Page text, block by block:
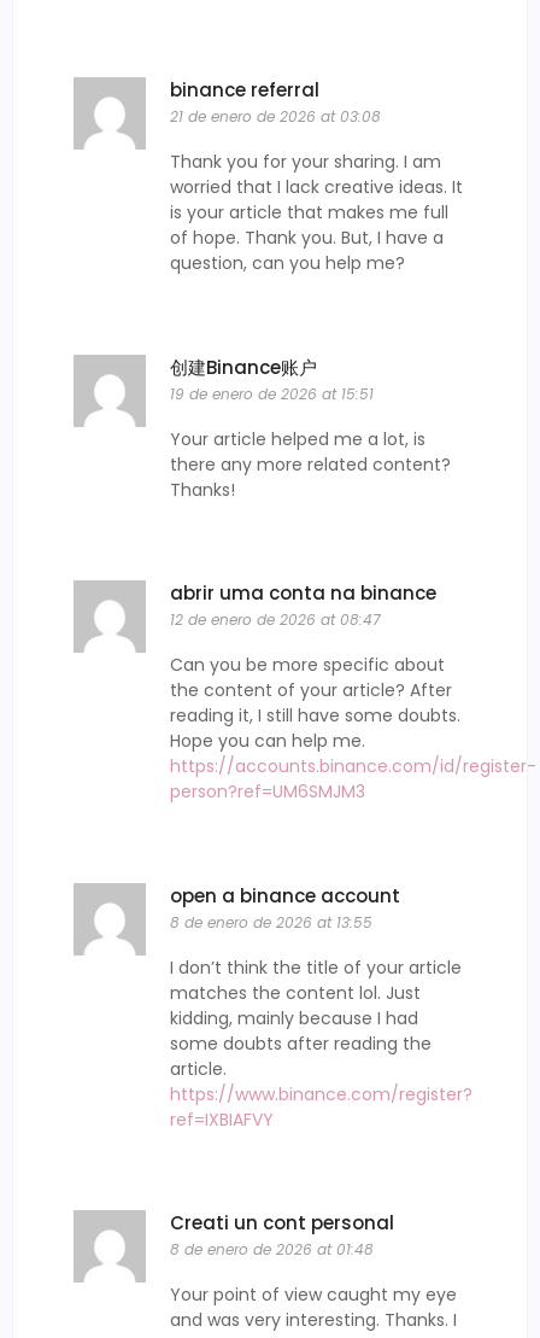
binance referral
21 de enero de 2026 at 03:08
Thank you for your sharing. I am
worried that I lack creative ideas. It
is your article that makes me full
of hope. Thank you. But, I have a
question, can you help me?
创建Binance账户
19 de enero de 2026 at 15:51
Your article helped me a lot, is
there any more related content?
Thanks!
abrir uma conta na binance
12 de enero de 2026 at 08:47
Can you be more specific about
the content of your article? After
reading it, I still have some doubts.
Hope you can help me.
https://accounts.binance.com/id/register-
person?ref=UM6SMJM3
open a binance account
8 de enero de 2026 at 13:55
I don’t think the title of your article
matches the content lol. Just
kidding, mainly because I had
some doubts after reading the
article.
https://www.binance.com/register?
ref=IXBIAFVY
Creati un cont personal
8 de enero de 2026 at 01:48
Your point of view caught my eye
and was very interesting. Thanks. I